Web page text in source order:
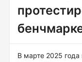
В марте 2025